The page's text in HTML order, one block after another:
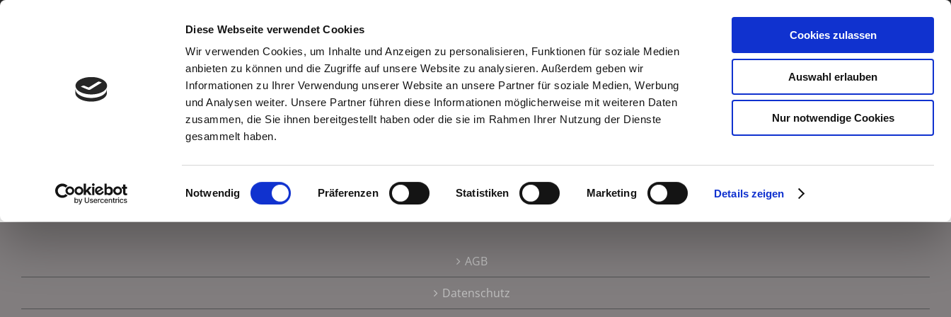
Diese Webseite verwendet Cookies
Wir verwenden Cookies, um Inhalte und Anzeigen zu personalisieren, Funktionen für soziale Medien
anbieten zu können und die Zugriffe auf unsere Website zu analysieren. Außerdem geben wir
Informationen zu Ihrer Verwendung unserer Website an unsere Partner für soziale Medien, Werbung
und Analysen weiter. Unsere Partner führen diese Informationen möglicherweise mit weiteren Daten
zusammen, die Sie ihnen bereitgestellt haben oder die sie im Rahmen Ihrer Nutzung der Dienste
gesammelt haben.
Einwilligungsauswahl
Notwendig Präferenzen Statistiken Marketing Details zeigen
Cookies zulassen
Auswahl erlauben
Nur notwendige Cookies
Zum
Home Über uns News
AGB
Datenschutz